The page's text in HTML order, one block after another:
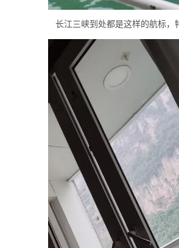
长江三峡到处都是这样的航标，